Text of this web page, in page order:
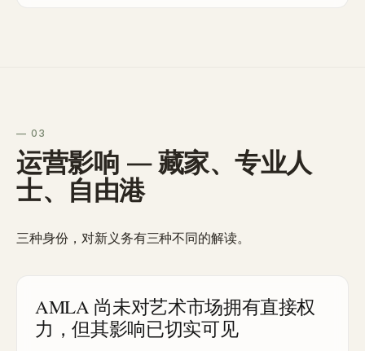
— 03
运营影响 — 藏家、专业人
士、自由港
三种身份，对新义务有三种不同的解读。
AMLA 尚未对艺术市场拥有直接权
力，但其影响已切实可见